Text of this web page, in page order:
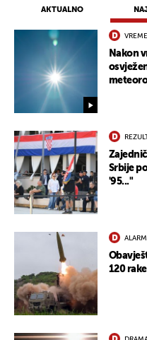
AKTUALNO
Nakon
Srbije
'95..."
120